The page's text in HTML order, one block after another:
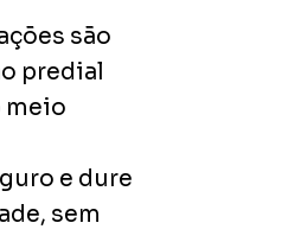
são
predial
meio
e dure
sem